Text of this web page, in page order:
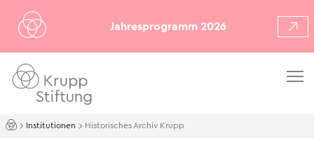
Jahresprogramm 2026
Institutionen Historisches Archiv Krupp